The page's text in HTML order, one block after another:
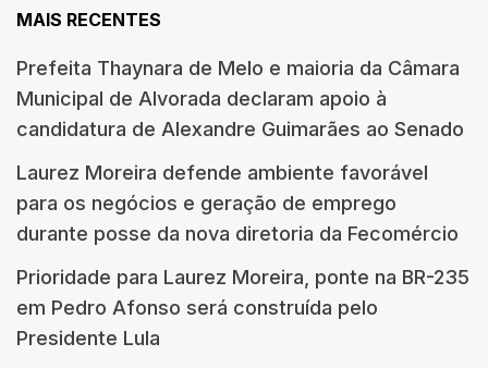
MAIS RECENTES
Prefeita Thaynara de Melo e maioria da Câmara
Municipal de Alvorada declaram apoio à
candidatura de Alexandre Guimarães ao Senado
Laurez Moreira defende ambiente favorável
para os negócios e geração de emprego
durante posse da nova diretoria da Fecomércio
Prioridade para Laurez Moreira, ponte na BR-235
em Pedro Afonso será construída pelo
Presidente Lula